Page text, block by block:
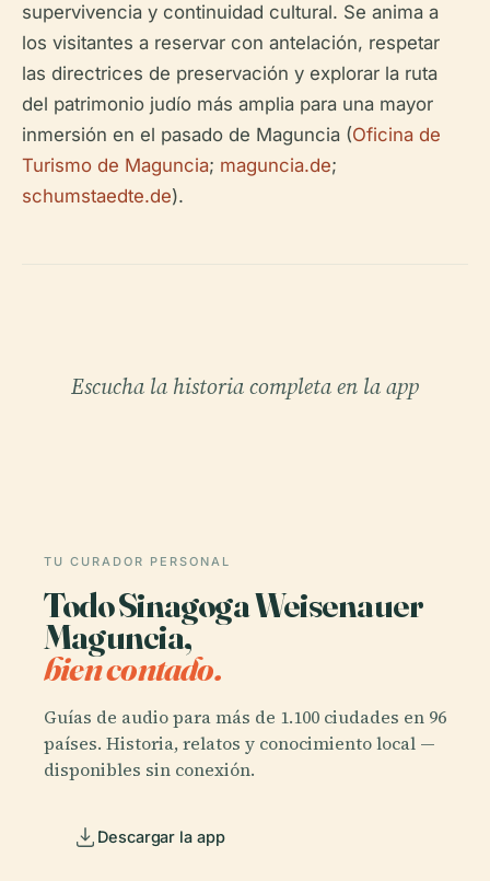
supervivencia y continuidad cultural. Se anima a
los visitantes a reservar con antelación, respetar
las directrices de preservación y explorar la ruta
del patrimonio judío más amplia para una mayor
inmersión en el pasado de Maguncia (Oficina de
Turismo de Maguncia; maguncia.de;
schumstaedte.de).
Escucha la historia completa en la app
TU CURADOR PERSONAL
Todo Sinagoga Weisenauer
Maguncia,
bien contado.
Guías de audio para más de 1.100 ciudades en 96
países. Historia, relatos y conocimiento local —
disponibles sin conexión.
Descargar la app